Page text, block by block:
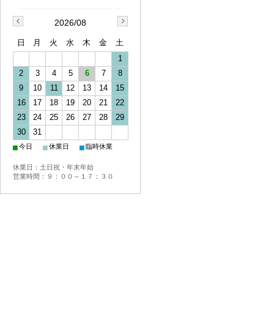
2026/08
日 月 火 水 木 金
土
1
2
3 4 5 6 7
8
9
10 11 12 13 14
15
16
17 18 19 20 21
22
23
24 25 26 27 28
29
30
31
■今日 ■休業日 ■臨時休業
休業日：土日祝・年末年始
営業時間：９：００～１７：３０